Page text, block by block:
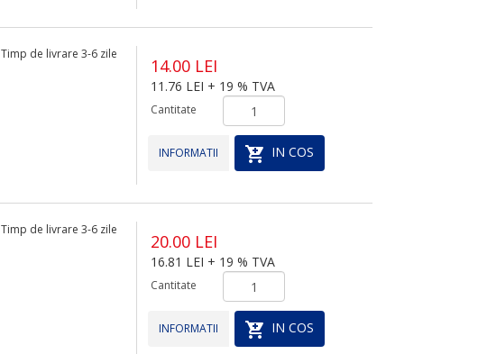
Timp de livrare 3-6 zile
14.00 LEI
11.76 LEI + 19 % TVA
Cantitate
INFORMATII IN COS
Timp de livrare 3-6 zile
20.00 LEI
16.81 LEI + 19 % TVA
Cantitate
INFORMATII IN COS